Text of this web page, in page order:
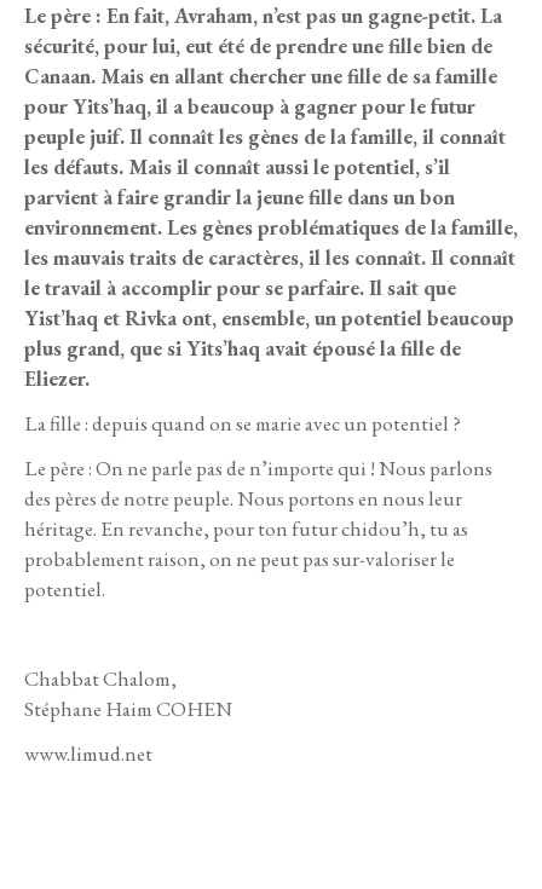
Le père : En fait, Avraham, n’est pas un gagne-petit. La
sécurité, pour lui, eut été de prendre une fille bien de
Canaan. Mais en allant chercher une fille de sa famille
pour Yits’haq, il a beaucoup à gagner pour le futur
peuple juif. Il connaît les gènes de la famille, il connaît
les défauts. Mais il connaît aussi le potentiel, s’il
parvient à faire grandir la jeune fille dans un bon
environnement. Les gènes problématiques de la famille,
les mauvais traits de caractères, il les connaît. Il connaît
le travail à accomplir pour se parfaire. Il sait que
Yist’haq et Rivka ont, ensemble, un potentiel beaucoup
plus grand, que si Yits’haq avait épousé la fille de
Eliezer.
La fille : depuis quand on se marie avecun potentiel ?
Le père : On ne parle pas de n’importe qui ! Nous parlons
des pères de notre peuple. Nous portons en nous leur
héritage. En revanche, pour ton futur chidou’h, tu as
probablement raison, on ne peut pas sur-valoriser le
potentiel.
Chabbat Chalom,
Stéphane Haim COHEN
www.limud.net